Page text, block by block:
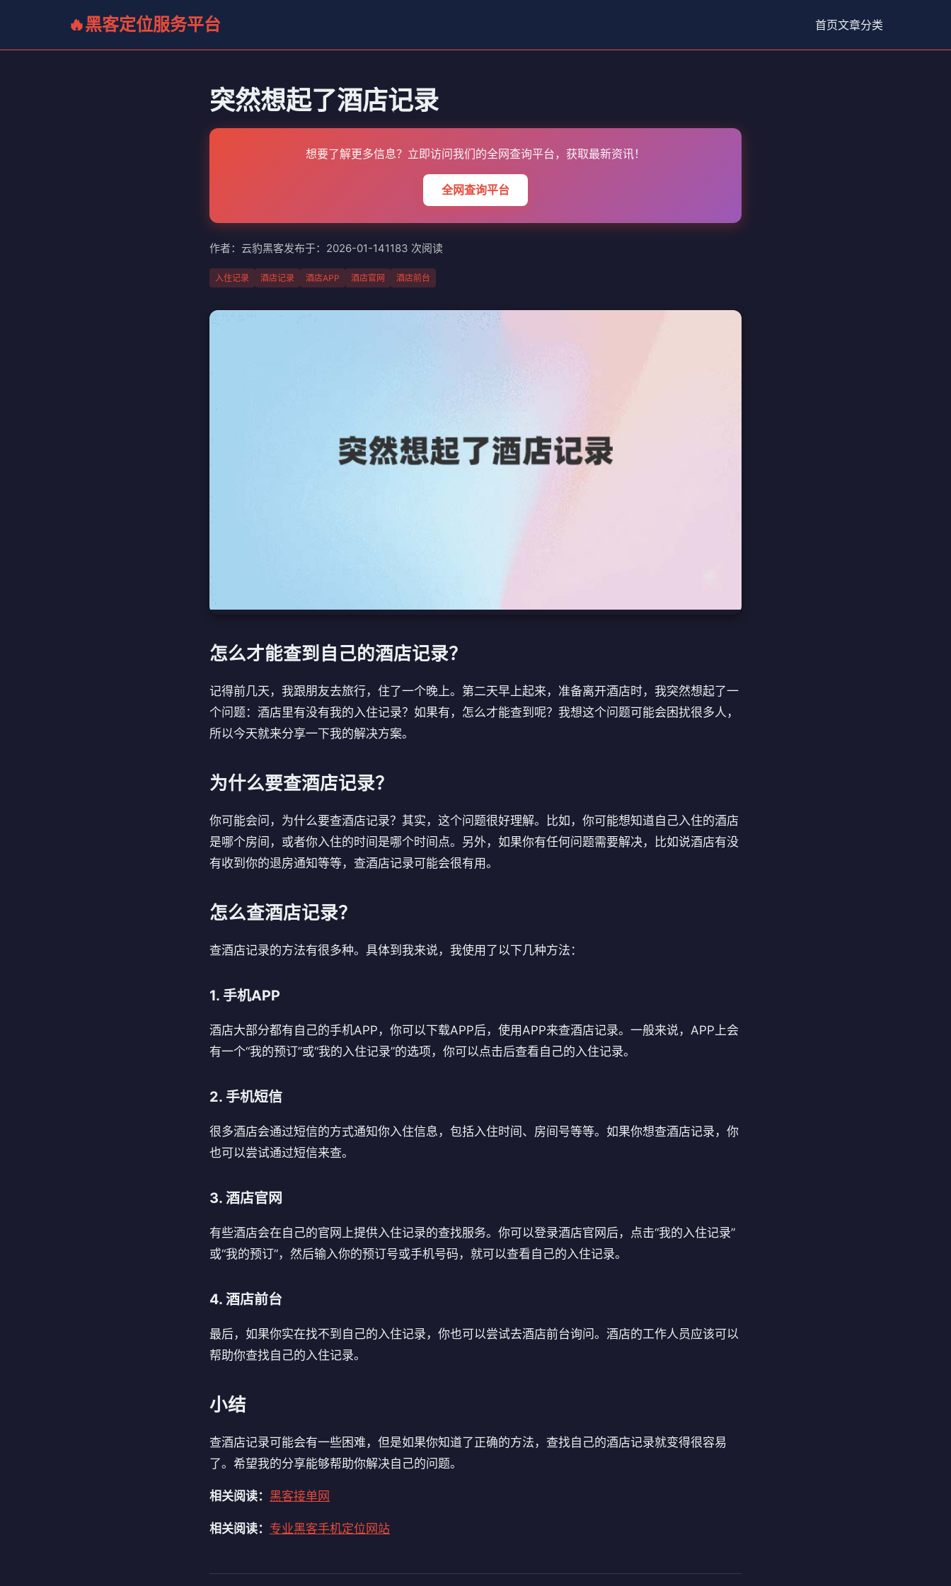
黑客定位服务平台 首页文章分类
突然想起了酒店记录
想要了解更多信息？立即访问我们的全网查询平台，获取最新资讯！
全网查询平台
作者：云豹黑客发布于：2026-01-141183 次阅读
入住记录 酒店记录 酒店APP 酒店官网 酒店前台
怎么才能查到自己的酒店记录？
记得前几天，我跟朋友去旅行，住了一个晚上。第二天早上起来，准备离开酒店时，我突然想起了一
个问题：酒店里有没有我的入住记录？如果有，怎么才能查到呢？我想这个问题可能会困扰很多人，
所以今天就来分享一下我的解决方案。
为什么要查酒店记录？
你可能会问，为什么要查酒店记录？其实，这个问题很好理解。比如，你可能想知道自己入住的酒店
是哪个房间，或者你入住的时间是哪个时间点。另外，如果你有任何问题需要解决，比如说酒店有没
有收到你的退房通知等等，查酒店记录可能会很有用。
怎么查酒店记录？
查酒店记录的方法有很多种。具体到我来说，我使用了以下几种方法：
1. 手机APP
酒店大部分都有自己的手机APP，你可以下载APP后，使用APP来查酒店记录。一般来说，APP上会
有一个“我的预订”或“我的入住记录”的选项，你可以点击后查看自己的入住记录。
2. 手机短信
很多酒店会通过短信的方式通知你入住信息，包括入住时间、房间号等等。如果你想查酒店记录，你
也可以尝试通过短信来查。
3. 酒店官网
有些酒店会在自己的官网上提供入住记录的查找服务。你可以登录酒店官网后，点击“我的入住记录”
或“我的预订”，然后输入你的预订号或手机号码，就可以查看自己的入住记录。
4. 酒店前台
最后，如果你实在找不到自己的入住记录，你也可以尝试去酒店前台询问。酒店的工作人员应该可以
帮助你查找自己的入住记录。
小结
查酒店记录可能会有一些困难，但是如果你知道了正确的方法，查找自己的酒店记录就变得很容易
了。希望我的分享能够帮助你解决自己的问题。
相关阅读： 黑客接单网
相关阅读： 专业黑客手机定位网站